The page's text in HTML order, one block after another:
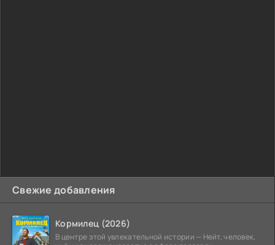
Свежие добавления
Кормилец (2026)
В центре этой увлекательной истории — Нейт, человек,